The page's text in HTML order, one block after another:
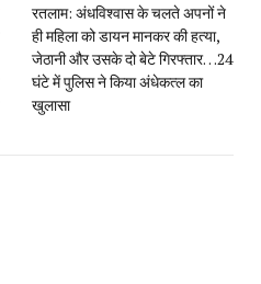
रतलाम: अंधविश्वास के चलते अपनों ने
ही महिला को डायन मानकर की हत्या,
जेठानी और उसके दो बेटे गिरफ्तार…24
घंटे में पुलिस ने किया अंधेकत्ल का
खुलासा